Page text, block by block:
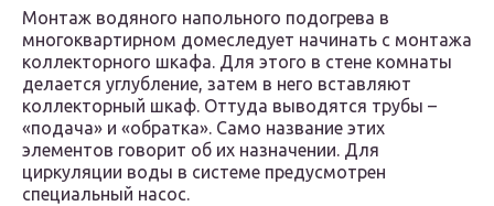
Монтаж водяного напольного подогрева в
многоквартирном домеследует начинать с монтажа
коллекторного шкафа. Для этого в стене комнаты
делается углубление, затем в него вставляют
коллекторный шкаф. Оттуда выводятся трубы –
«подача» и «обратка». Само название этих
элементов говорит об их назначении. Для
циркуляции воды в системе предусмотрен
специальный насос.